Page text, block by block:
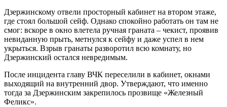
Дзержинскому отвели просторный кабинет на втором этаже,
где стоял большой сейф. Однако спокойно работать он там не
смог: вскоре в окно влетела ручная граната – чекист, проявив
невиданную прыть, метнулся к сейфу и даже успел в нем
укрыться. Взрыв гранаты разворотил всю комнату, но
Дзержинский остался невредимым.
После инцидента главу ВЧК переселили в кабинет, окнами
выходящий на внутренний двор. Утверждают, что именно
тогда за Дзержинским закрепилось прозвище «Железный
Феликс».